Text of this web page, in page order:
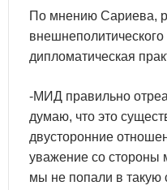
По мнению Сариева,
дипломатическая
-МИД правильно
думаю, что это
двусторонние
уважение со стороны
мы не попали в такую